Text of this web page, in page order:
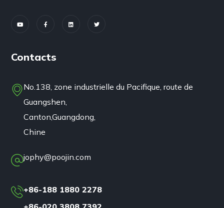
Contacts
No.138, zone industrielle du Pacifique, route de
Guangshen,
Canton,Guangdong,
Chine
jophy@poojin.com
+86-188 1880 2278